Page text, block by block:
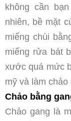
không cần
nhiên, bề mặt
miếng chùi
miếng rửa bát
xước quá mức
mỹ và làm chảo
Chảo bằng
Chảo gang là